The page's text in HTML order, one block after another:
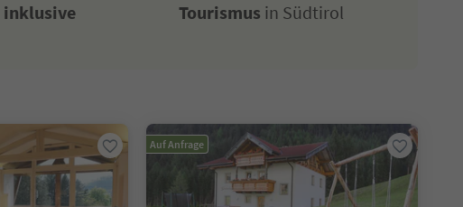
inklusive
Tourismus in Südtirol
Auf Anfrage